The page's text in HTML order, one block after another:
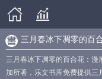
三月春冰下凋零的百
三月春冰下凋零的百合花：
加所著，乐文书库免费提供